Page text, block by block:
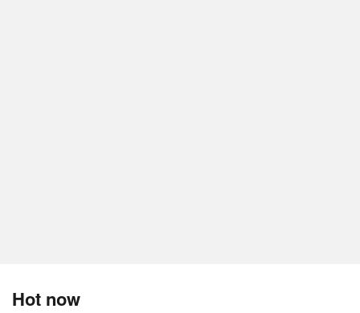
Hot now